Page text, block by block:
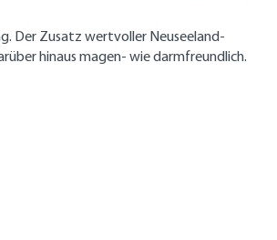
Der Zusatz wertvoller Neuseeland-
hinaus magen- wie darmfreundlich.